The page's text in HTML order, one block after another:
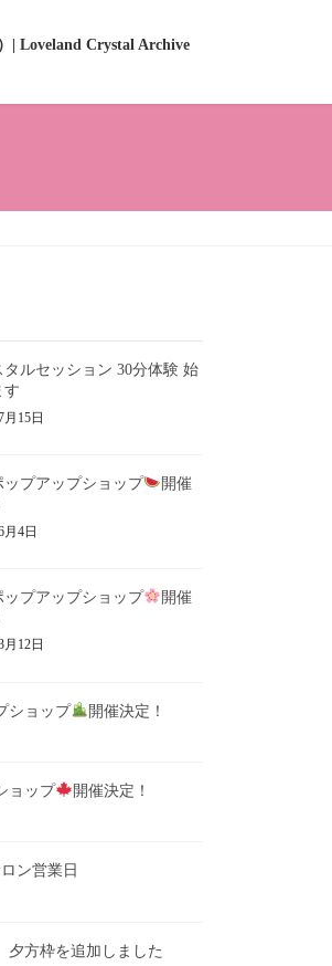
| Loveland Crystal Archive
タルセッション 30分体験 始
す
月15日
ップアップショップ
開催
月4日
ップアップショップ
開催
月12日
ショップ 開催決定！
ョップ 開催決定！
ン営業日
方枠を追加しました